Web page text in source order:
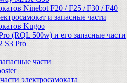
Ninebot F20 / F25 / F30 / F40
и запасные части
Kugoo
(RQL 500w) и его запасные части
S3 Pro
части
электросамоката